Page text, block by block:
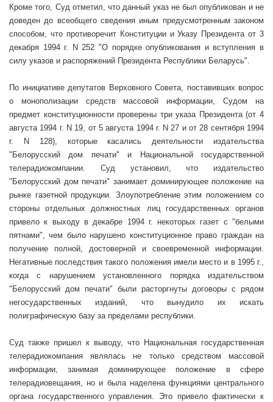
Кроме того, Суд отметил, что данный указ не был опубликован и не
доведен до всеобщего сведения иным предусмотренным законом
способом, что противоречит Конституции и Указу Президента от 3
декабря 1994 г. N 252 "О порядке опубликования и вступления в
силу указов и распоряжений Президента Республики Беларусь".
По инициативе депутатов Верховного Совета, поставивших вопрос
о монополизации средств массовой информации, Судом на
предмет конституционности проверены три указа Президента (от 4
августа 1994 г. N 19, от 5 августа 1994 г. N 27 и от 28 сентября 1994
г. N 128), которые касались деятельности издательства
"Белорусский дом печати" и Национальной государственной
телерадиокомпании. Суд установил, что издательство
"Белорусский дом печати" занимает доминирующее положение на
рынке газетной продукции. Злоупотребление этим положением со
стороны отдельных должностных лиц государственных органов
привело к выходу в декабре 1994 г. некоторых газет с "белыми
пятнами", чем было нарушено конституционное право граждан на
получение полной, достоверной и своевременной информации.
Негативные последствия такого положения имели место и в 1995 г.,
когда с нарушением установленного порядка издательством
"Белорусский дом печати" были расторгнуты договоры с рядом
негосударственных изданий, что вынудило их искать
полиграфическую базу за пределами республики.
Суд также пришел к выводу, что Национальная государственная
телерадиокомпания являлась не только средством массовой
информации, занимая доминирующее положение в сфере
телерадиовещания, но и была наделена функциями центрального
органа государственного управления. Это привело фактически к